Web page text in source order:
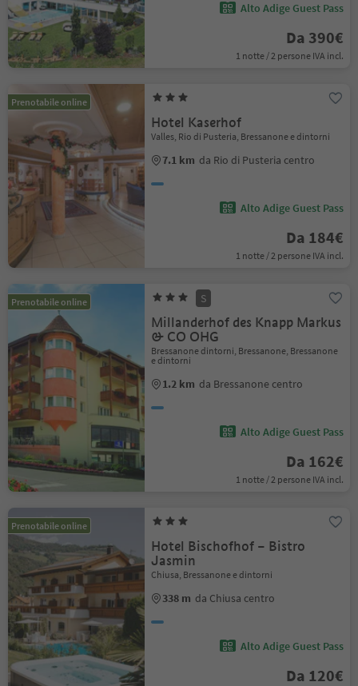
Alto Adige Guest Pass
Da 390€
1 notte / 2 persone IVA incl.
Prenotabile online
Hotel Kaserhof
Valles, Rio di Pusteria, Bressanone e dintorni
7.1 km da Rio di Pusteria centro
Alto Adige Guest Pass
Da 184€
1 notte / 2 persone IVA incl.
Prenotabile online S
Millanderhof des Knapp Markus
& CO OHG
Bressanone dintorni, Bressanone, Bressanone
e dintorni
1.2 km da Bressanone centro
Alto Adige Guest Pass
Da 162€
1 notte / 2 persone IVA incl.
Prenotabile online
Hotel Bischofhof – Bistro
Jasmin
Chiusa, Bressanone e dintorni
338 m da Chiusa centro
Alto Adige Guest Pass
Da 120€